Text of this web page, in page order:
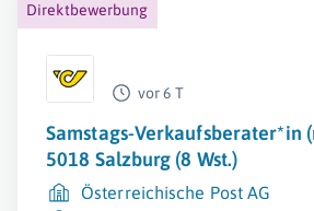
Direktbewerbung
vor 6 T
Samstags-Verkaufsberater*in
5018 Salzburg (8 Wst.)
Österreichische Post AG